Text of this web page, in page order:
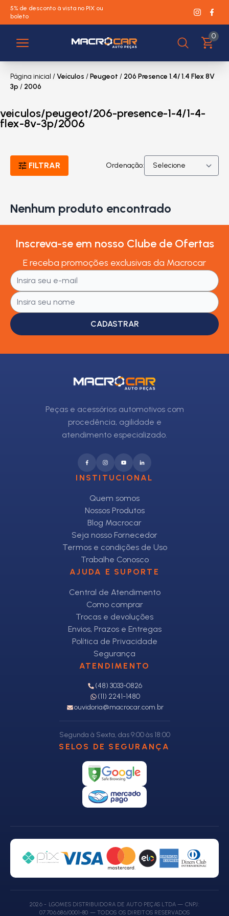
5% de desconto à vista no PIX ou
boleto
0
Página inicial /Veículos /Peugeot / 206 Presence 1.4/ 1.4 Flex 8V
3p/ 2006
veiculos/peugeot/206-presence-1-4/1-4-
flex-8v-3p/2006
FILTRAR Ordenação:
Nenhum produto encontrado
Inscreva-se em nosso Clube de Ofertas
E receba promoções exclusivas da Macrocar
CADASTRAR
Peças e acessórios automotivos com
procedência, agilidade e
atendimento especializado.
INSTITUCIONAL
Quem somos
Nossos Produtos
Blog Macrocar
Seja nosso Fornecedor
Termos e condições de Uso
Trabalhe Conosco
AJUDA E SUPORTE
Central de Atendimento
Como comprar
Trocas e devoluções
Envios, Prazos e Entregas
Política de Privacidade
Segurança
ATENDIMENTO
(48) 3033-0826
(11) 2241-1480
ouvidoria@macrocar.com.br
Segunda à Sexta, das 9:00 às 18:00
SELOS DE SEGURANÇA
2026 - LGOMES DISTRIBUIDORA DE AUTO PEÇAS LTDA — CNPJ:
07.706.686/0001-80 — TODOS OS DIREITOS RESERVADOS